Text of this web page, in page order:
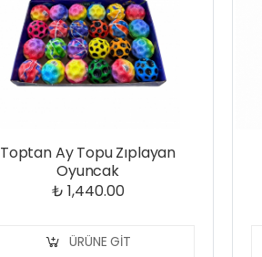
Toptan Ay Topu Zıplayan
Oyuncak
₺ 1,440.00
ÜRÜNE GIT